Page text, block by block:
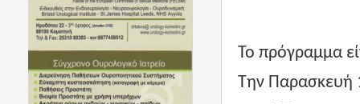
Το πρόγραμμα
Την Παρασκευή